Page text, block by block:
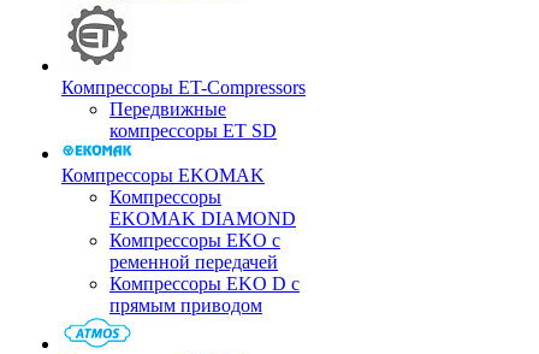
Компрессоры ET-Compressors
Передвижные
компрессоры ET SD
Компрессоры EKOMAK
Компрессоры
EKOMAK DIAMOND
Компрессоры EKO c
ременной передачей
Компрессоры EKO D с
прямым приводом